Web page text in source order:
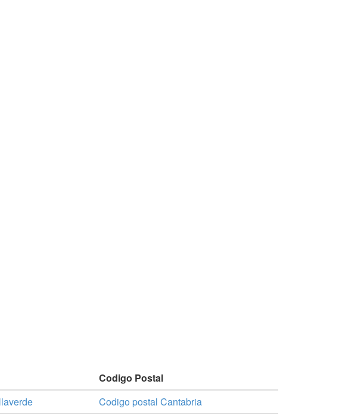
Codigo Postal
Codigo postal Cantabria